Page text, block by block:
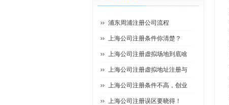
浦东周浦注册公司流程
上海公司注册条件你清楚？
上海公司注册虚拟场地到底啥
上海公司注册虚拟地址注册与
上海公司注册条件不高，创业
上海公司注册误区要晓得！